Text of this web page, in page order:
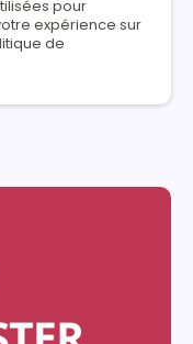
pour
expérience sur
de